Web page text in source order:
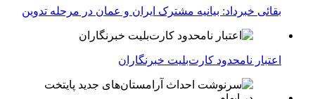
بقائی خبرداد: بیانیه مشترک ایران و عمان در مرحله تدوین
اعتبار نامحدود کارت‌بلیت خبرنگاران